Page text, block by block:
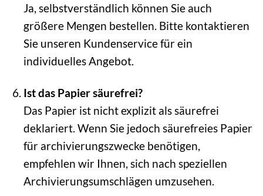
Ja, selbstverständlich können Sie auch
größere Mengen bestellen. Bitte kontaktieren
Sie unseren Kundenservice für ein
individuelles Angebot.
Ist das Papier säurefrei?
Das Papier ist nicht explizit als säurefrei
deklariert. Wenn Sie jedoch säurefreies Papier
für archivierungszwecke benötigen,
empfehlen wir Ihnen, sich nach speziellen
Archivierungsumschlägen umzusehen.